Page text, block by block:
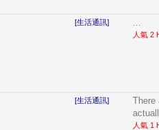
[生活通訊] ...
人氣 2
[生活通訊]
There
人氣 1